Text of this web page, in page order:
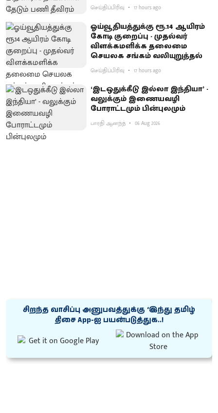
செய்திப்பிரிவு 17 hours ago
ஓய்வூதியத்துக்கு ரூ.14 ஆயிரம்
கோடி குறைப்பு - முதல்வர்
விளக்கமளிக்க தலைமை
செயலக சங்கம் வலியுறுத்தல்
செய்திப்பிரிவு 17 hours ago
‘இடஒதுக்கீடு இல்லா இந்தியா’ -
வலுக்கும் இணையவழி
போராட்டமும் பின்புலமும்
பாரதி ஆனந்த் 06 Aug 2026
சிறந்த வாசிப்பு அனுபவத்துக்கு ‘இந்து தமிழ்
திசை App-ஐ பயன்படுத்துக..!